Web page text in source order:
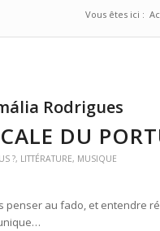
Vous êtes ici :
Rodrigues
DU
?, LITTÉRATURE, MUSIQUE
penser au fado, et entendre